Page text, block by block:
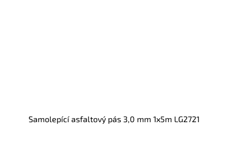
samolepící asfaltový pás 3,0 mm 1x5m LG2721